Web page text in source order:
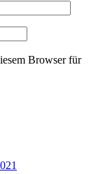
Browser für